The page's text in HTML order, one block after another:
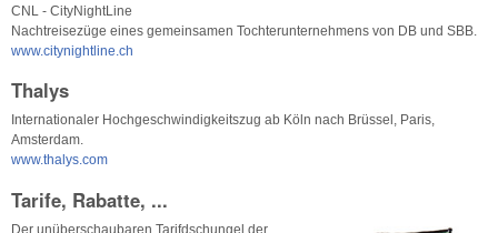
CNL - CityNightLine
Nachtreisezüge eines gemeinsamen Tochterunternehmens von DB und SBB.
www.citynightline.ch
Thalys
Internationaler Hochgeschwindigkeitszug ab Köln nach Brüssel, Paris,
Amsterdam.
www.thalys.com
Tarife, Rabatte, ...
Der unüberschaubaren Tarifdschungel der